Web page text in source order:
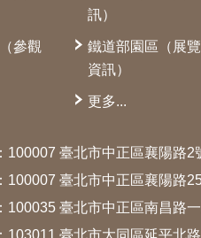
參觀
訊）
鐵道部園區（展覽
資訊）
更多...
100007 臺北市中正區襄陽路2
100007 臺北市中正區襄陽路
100035 臺北市中正區南昌路
103011 臺北市大同區延平北